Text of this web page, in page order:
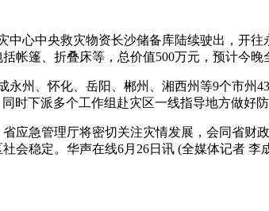
中心中央救灾物资长沙储备库陆续驶出，开
帐篷、折叠床等，总价值500万元，预计今晚
永州、怀化、岳阳、郴州、湘西州等9个市
下派多个工作组赴灾区一线指导地方做好
应急管理厅将密切关注灾情发展，会同省
会稳定。华声在线6月26日讯 (全媒体记者 李